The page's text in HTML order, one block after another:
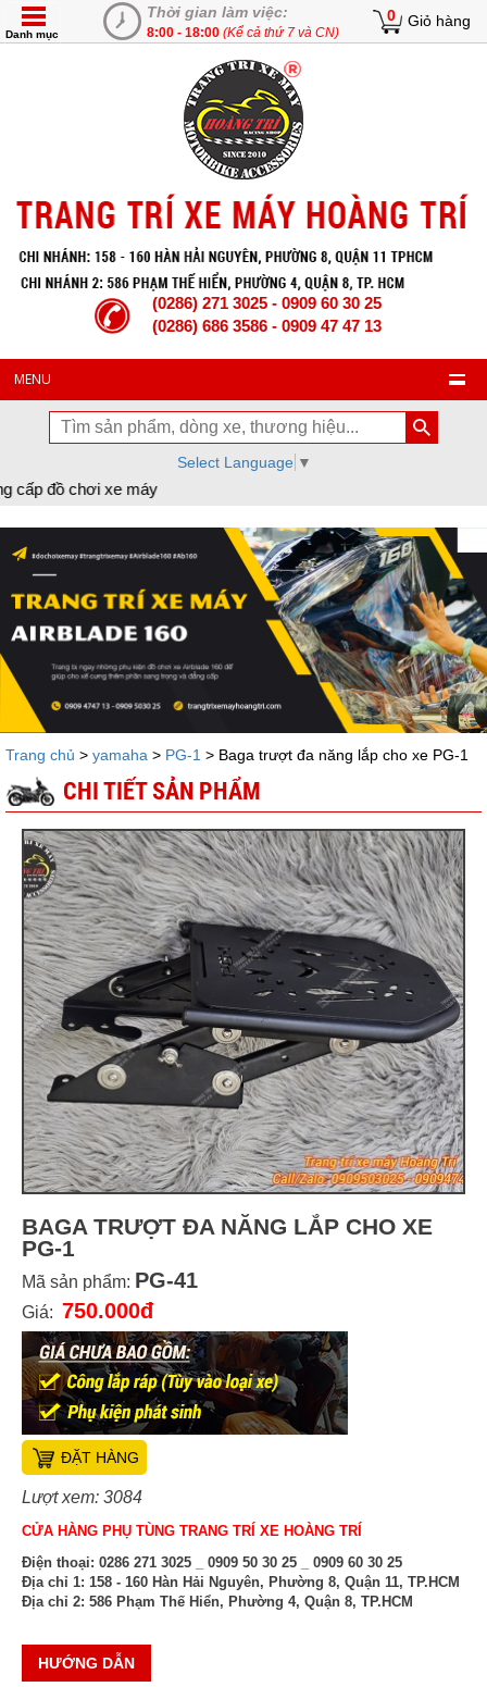
Thời gian làm việc:
8:00 - 18:00 (Kể cả thứ 7 và CN)
0 Giỏ hàng
Danh mục
(0286) 271 3025 - 0909 60 30 25
(0286) 686 3586 - 0909 47 47 13
MENU
Select Language ▼
Trang chủ > yamaha > PG-1 > Baga trượt đa năng lắp cho xe PG-1
CHI TIẾT SẢN PHẨM
BAGA TRƯỢT ĐA NĂNG LẮP CHO XE
PG-1
Mã sản phẩm: PG-41
Giá: 750.000đ
ĐẶT HÀNG
Lượt xem: 3084
CỬA HÀNG PHỤ TÙNG TRANG TRÍ XE HOÀNG TRÍ
Điện thoại: 0286 271 3025 _ 0909 50 30 25 _ 0909 60 30 25
Địa chỉ 1: 158 - 160 Hàn Hải Nguyên, Phường 8, Quận 11, TP.HCM
Địa chỉ 2: 586 Phạm Thế Hiển, Phường 4, Quận 8, TP.HCM
HƯỚNG DẪN